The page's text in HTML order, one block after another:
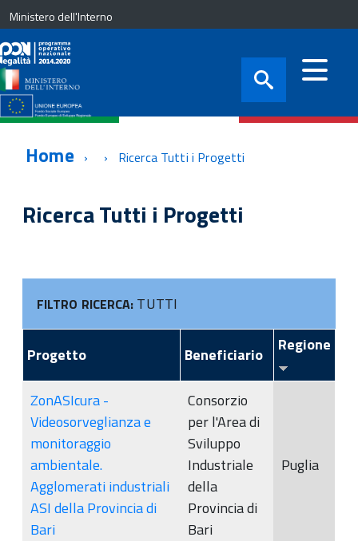
Ministero dell'Interno
Home Ricerca Tutti i Progetti
Ricerca Tutti i Progetti
FILTRO RICERCA: TUTTI
Progetto Beneficiario Regione
ZonASIcura -
Videosorveglianza e
monitoraggio
ambientale.
Agglomerati industriali
ASI della Provincia di
Bari
Consorzio
per l'Area di
Sviluppo
Industriale
della
Provincia di
Bari
Puglia